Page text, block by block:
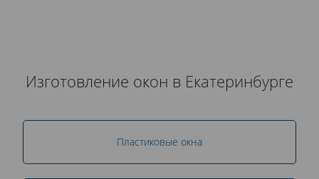
Изготовление окон в Екатеринбурге
Пластиковые окна